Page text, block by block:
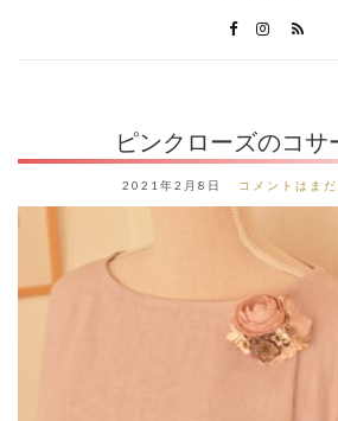
ピンクローズのコサ
2021年2月8日 コメントはまだ